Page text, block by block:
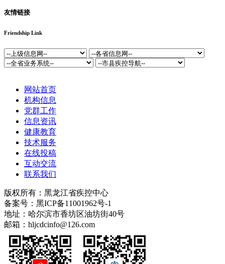
友情链接
Friendship Link
网站首页
机构信息
党群工作
信息资讯
健康教育
技术服务
在线投稿
互动交流
联系我们
版权所有：黑龙江省疾控中心
备案号：黑ICP备11001962号-1
地址：哈尔滨市香坊区油坊街40号
邮箱：hljcdcinfo@126.com